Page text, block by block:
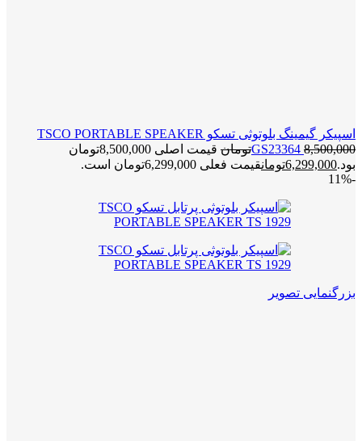
اسپیکر گیمینگ بلوتوثی تسکو TSCO PORTABLE SPEAKER
GS23364 8,500,000 تومان
قیمت اصلی 8,500,000تومان
بود.6,299,000تومانقیمت فعلی 6,299,000تومان است.
-11%
بزرگنمایی تصویر